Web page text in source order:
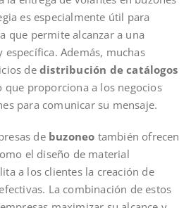
es especialmente útil para
que permite alcanzar a una
Además, muchas
dedistribución de catálogos
que proporciona a los negocios
para comunicar su mensaje.
de buzoneo también ofrecen
el diseño de material
a los clientes la creación de
La combinación de estos